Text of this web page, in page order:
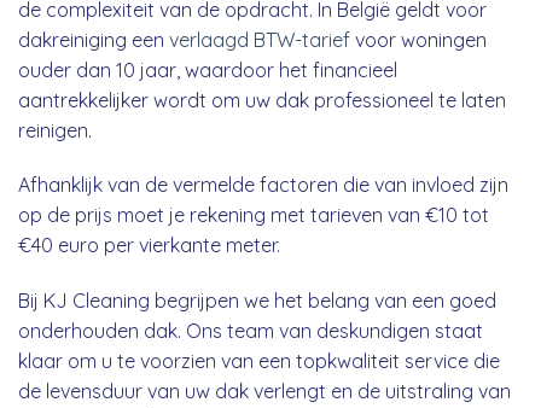
de complexiteit van de opdracht. In België geldt voor
dakreiniging een verlaagd BTW-tarief voor woningen
ouder dan 10 jaar, waardoor het financieel
aantrekkelijker wordt om uw dak professioneel te laten
reinigen.
Afhanklijk van de vermelde factoren die van invloed zijn
op de prijs moet je rekening met tarieven van €10 tot
€40 euro per vierkante meter.
Bij KJ Cleaning begrijpen we het belang van een goed
onderhouden dak. Ons team van deskundigen staat
klaar om u te voorzien van een topkwaliteit service die
de levensduur van uw dak verlengt en de uitstraling van